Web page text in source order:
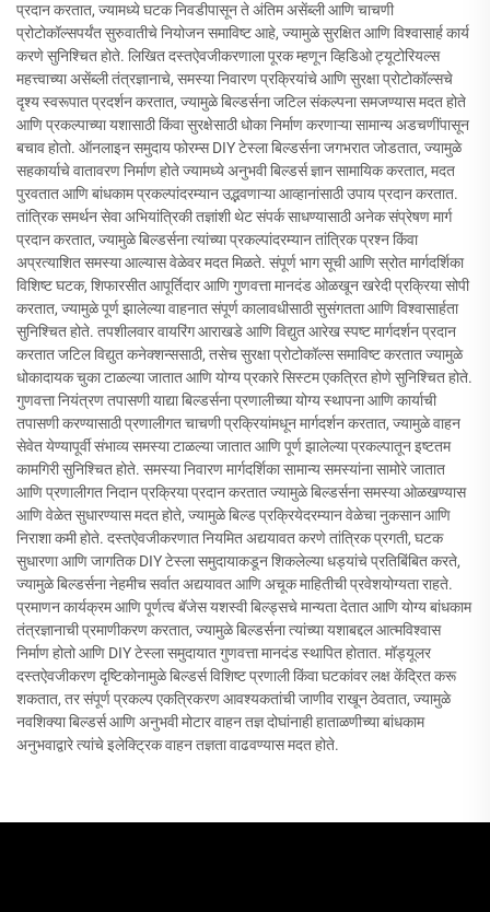
प्रदान करतात, ज्यामध्ये घटक निवडीपासून ते अंतिम असेंब्ली आणि चाचणी
प्रोटोकॉल्सपर्यंत सुरुवातीचे नियोजन समाविष्ट आहे, ज्यामुळे सुरक्षित आणि विश्वासार्ह कार्य
करणे सुनिश्चित होते. लिखित दस्तऐवजीकरणाला पूरक म्हणून व्हिडिओ ट्यूटोरियल्स
महत्त्वाच्या असेंब्ली तंत्रज्ञानाचे, समस्या निवारण प्रक्रियांचे आणि सुरक्षा प्रोटोकॉल्सचे
दृश्य स्वरूपात प्रदर्शन करतात, ज्यामुळे बिल्डर्सना जटिल संकल्पना समजण्यास मदत होते
आणि प्रकल्पाच्या यशासाठी किंवा सुरक्षेसाठी धोका निर्माण करणाऱ्या सामान्य अडचणींपासून
बचाव होतो. ऑनलाइन समुदाय फोरम्स DIY टेस्ला बिल्डर्सना जगभरात जोडतात, ज्यामुळे
सहकार्याचे वातावरण निर्माण होते ज्यामध्ये अनुभवी बिल्डर्स ज्ञान सामायिक करतात, मदत
पुरवतात आणि बांधकाम प्रकल्पांदरम्यान उद्भवणाऱ्या आव्हानांसाठी उपाय प्रदान करतात.
तांत्रिक समर्थन सेवा अभियांत्रिकी तज्ञांशी थेट संपर्क साधण्यासाठी अनेक संप्रेषण मार्ग
प्रदान करतात, ज्यामुळे बिल्डर्सना त्यांच्या प्रकल्पांदरम्यान तांत्रिक प्रश्न किंवा
अप्रत्याशित समस्या आल्यास वेळेवर मदत मिळते. संपूर्ण भाग सूची आणि स्रोत मार्गदर्शिका
विशिष्ट घटक, शिफारसीत आपूर्तिदार आणि गुणवत्ता मानदंड ओळखून खरेदी प्रक्रिया सोपी
करतात, ज्यामुळे पूर्ण झालेल्या वाहनात संपूर्ण कालावधीसाठी सुसंगतता आणि विश्वासार्हता
सुनिश्चित होते. तपशीलवार वायरिंग आराखडे आणि विद्युत आरेख स्पष्ट मार्गदर्शन प्रदान
करतात जटिल विद्युत कनेक्शन्ससाठी, तसेच सुरक्षा प्रोटोकॉल्स समाविष्ट करतात ज्यामुळे
धोकादायक चुका टाळल्या जातात आणि योग्य प्रकारे सिस्टम एकत्रित होणे सुनिश्चित होते.
गुणवत्ता नियंत्रण तपासणी याद्या बिल्डर्सना प्रणालीच्या योग्य स्थापना आणि कार्याची
तपासणी करण्यासाठी प्रणालीगत चाचणी प्रक्रियांमधून मार्गदर्शन करतात, ज्यामुळे वाहन
सेवेत येण्यापूर्वी संभाव्य समस्या टाळल्या जातात आणि पूर्ण झालेल्या प्रकल्पातून इष्टतम
कामगिरी सुनिश्चित होते. समस्या निवारण मार्गदर्शिका सामान्य समस्यांना सामोरे जातात
आणि प्रणालीगत निदान प्रक्रिया प्रदान करतात ज्यामुळे बिल्डर्सना समस्या ओळखण्यास
आणि वेळेत सुधारण्यास मदत होते, ज्यामुळे बिल्ड प्रक्रियेदरम्यान वेळेचा नुकसान आणि
निराशा कमी होते. दस्तऐवजीकरणात नियमित अद्ययावत करणे तांत्रिक प्रगती, घटक
सुधारणा आणि जागतिक DIY टेस्ला समुदायाकडून शिकलेल्या धड्यांचे प्रतिबिंबित करते,
ज्यामुळे बिल्डर्सना नेहमीच सर्वात अद्ययावत आणि अचूक माहितीची प्रवेशयोग्यता राहते.
प्रमाणन कार्यक्रम आणि पूर्णत्व बॅजेस यशस्वी बिल्ड्सचे मान्यता देतात आणि योग्य बांधकाम
तंत्रज्ञानाची प्रमाणीकरण करतात, ज्यामुळे बिल्डर्सना त्यांच्या यशाबद्दल आत्मविश्वास
निर्माण होतो आणि DIY टेस्ला समुदायात गुणवत्ता मानदंड स्थापित होतात. मॉड्यूलर
दस्तऐवजीकरण दृष्टिकोनामुळे बिल्डर्स विशिष्ट प्रणाली किंवा घटकांवर लक्ष केंद्रित करू
शकतात, तर संपूर्ण प्रकल्प एकत्रिकरण आवश्यकतांची जाणीव राखून ठेवतात, ज्यामुळे
नवशिक्या बिल्डर्स आणि अनुभवी मोटार वाहन तज्ञ दोघांनाही हाताळणीच्या बांधकाम
अनुभवाद्वारे त्यांचे इलेक्ट्रिक वाहन तज्ञता वाढवण्यास मदत होते.